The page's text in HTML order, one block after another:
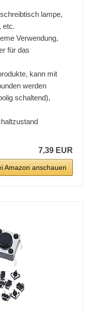
lampe,
etc.
Verwendung,
für das
kann mit
werden
schaltend),
7,39 EUR
Amazon anschauen